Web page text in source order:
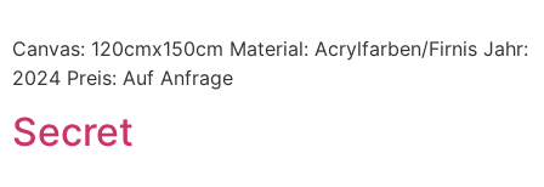
Canvas: 120cmx150cm Material: Acrylfarben/Firnis Jahr:
2024 Preis: Auf Anfrage
Secret